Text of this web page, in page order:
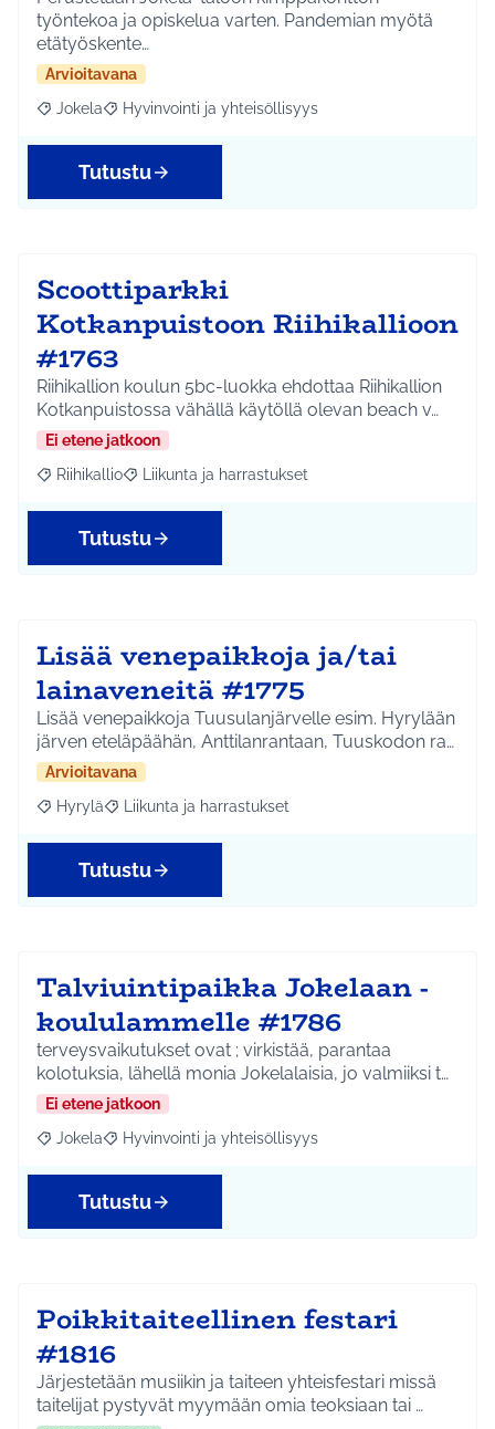
työntekoa ja opiskelua varten. Pandemian myötä
etätyöskente…
Arvioitavana
Rajaa tulokset aihepiirin mukaan: Jokela
Jokela Rajaa tulokset teeman mukaan: Hyvinvointi ja
Hyvinvointi ja yhteisöllisyys
Tutustu
Scoottiparkki
Kotkanpuistoon Riihikallioon
#1763
Riihikallion koulun 5bc-luokka ehdottaa Riihikallion
Kotkanpuistossa vähällä käytöllä olevan beach v…
Ei etene jatkoon
Rajaa tulokset aihepiirin mukaan: Riihikallio
Riihikallio Rajaa tulokset teeman mukaan: Liikunta ja
Liikunta ja harrastukset
Tutustu
Lisää venepaikkoja ja/tai
lainaveneitä #1775
Lisää venepaikkoja Tuusulanjärvelle esim. Hyrylään
järven eteläpäähän, Anttilanrantaan, Tuuskodon ra…
Arvioitavana
Rajaa tulokset aihepiirin mukaan: Hyrylä
Hyrylä Rajaa tulokset teeman mukaan: Liikunta ja
Liikunta ja harrastukset
Tutustu
Talviuintipaikka Jokelaan -
koululammelle #1786
terveysvaikutukset ovat ; virkistää, parantaa
kolotuksia, lähellä monia Jokelalaisia, jo valmiiksi t…
Ei etene jatkoon
Rajaa tulokset aihepiirin mukaan: Jokela
Jokela Rajaa tulokset teeman mukaan: Hyvinvointi ja
Hyvinvointi ja yhteisöllisyys
Tutustu
Poikkitaiteellinen festari
#1816
Järjestetään musiikin ja taiteen yhteisfestari missä
taitelijat pystyvät myymään omia teoksiaan tai …